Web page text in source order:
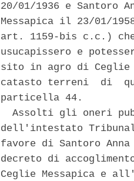
20/01/1936 e Santoro
Messapica il 23/01/
art. 1159-bis c.c.)
usucapissero e
sito in agro di Ceglie
catasto terreni  di
particella 44.
Assolti gli oneri
dell'intestato
favore di Santoro
decreto di
Ceglie Messapica e